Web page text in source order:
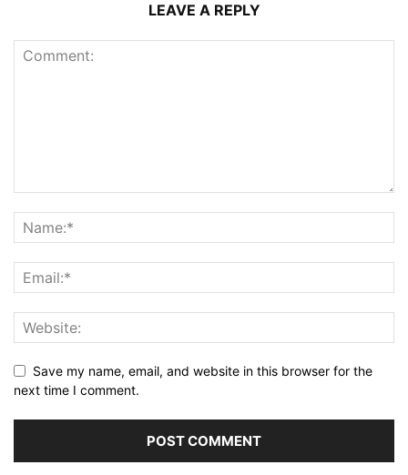
LEAVE A REPLY
Save my name, email, and website in this browser for the
next time I comment.